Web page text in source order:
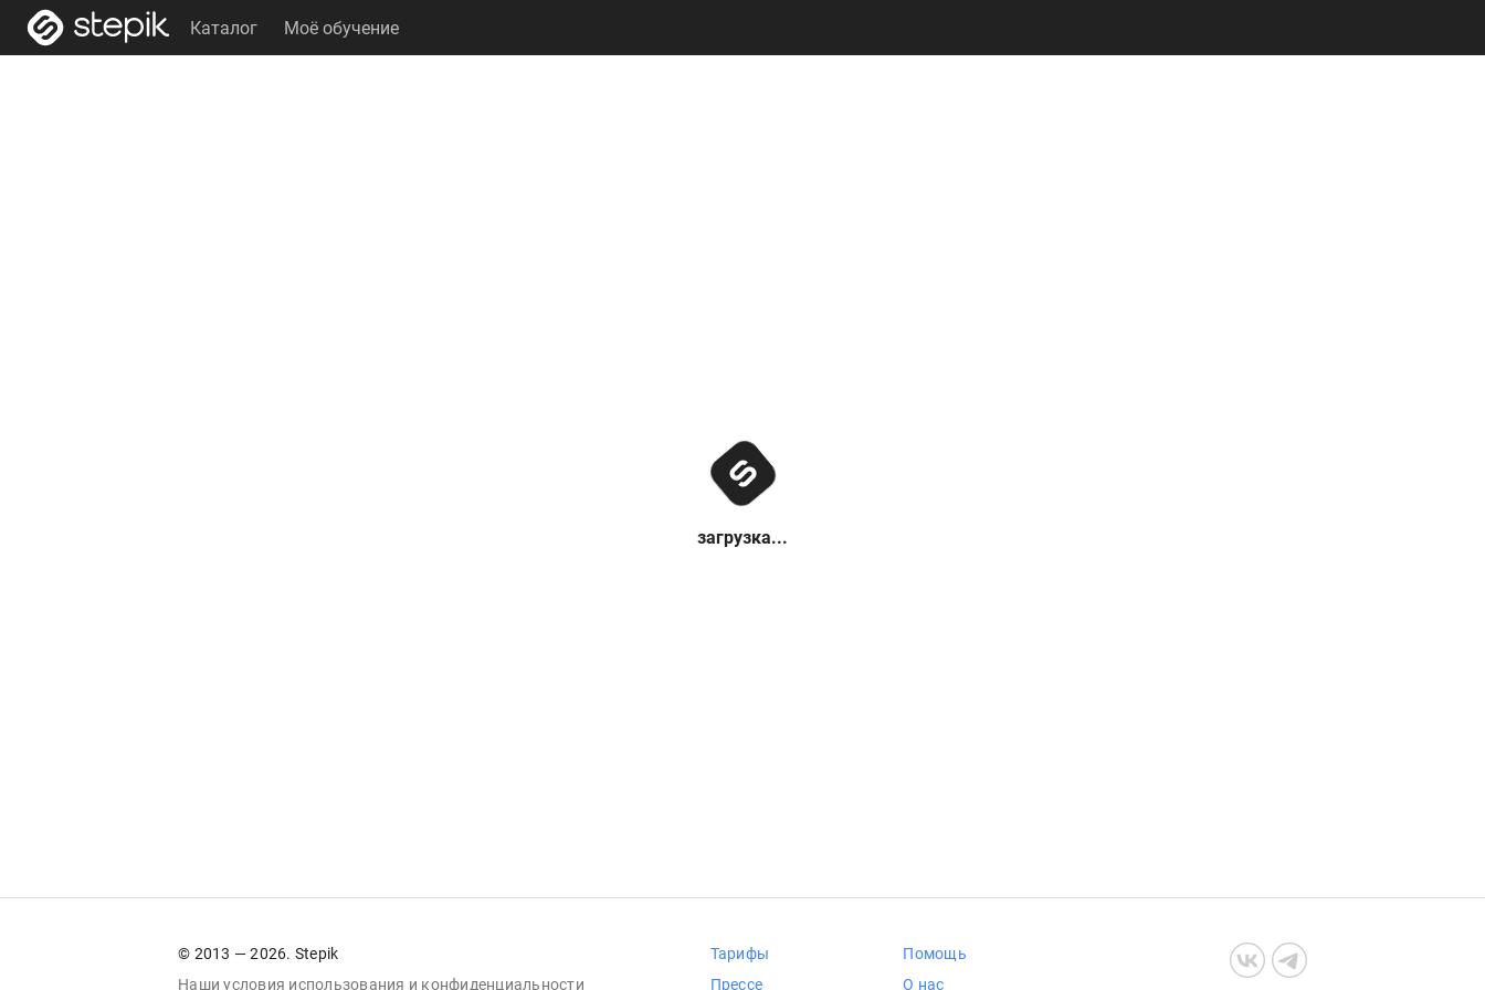
Каталог Моё обучение
загрузка...
© 2013 — 2026. Stepik
Наши условия использования и конфиденциальности
Тарифы
Прессе
Помощь
О нас